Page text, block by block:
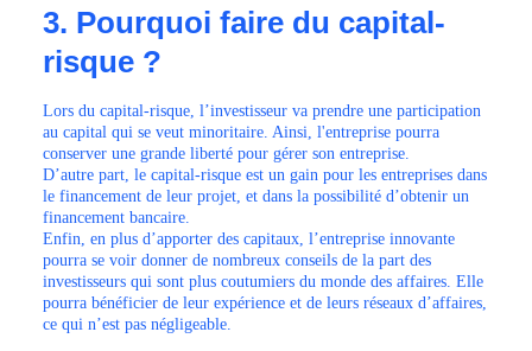
3. Pourquoi faire du capital-
risque ?
Lors du capital-risque, l’investisseur va prendre une participation
au capital qui se veut minoritaire. Ainsi, l'entreprise pourra
conserver une grande liberté pour gérer son entreprise.
D’autre part, le capital-risque est un gain pour les entreprises dans
le financement de leur projet, et dans la possibilité d’obtenir un
financement bancaire.
Enfin, en plus d’apporter des capitaux, l’entreprise innovante
pourra se voir donner de nombreux conseils de la part des
investisseurs qui sont plus coutumiers du monde des affaires. Elle
pourra bénéficier de leur expérience et de leurs réseaux d’affaires,
ce qui n’est pas négligeable.